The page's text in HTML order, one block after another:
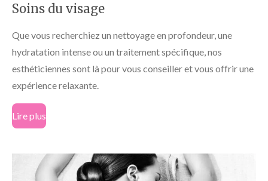
Soins du visage
Que vous recherchiez un nettoyage en profondeur, une
hydratation intense ou un traitement spécifique, nos
esthéticiennes sont là pour vous conseiller et vous offrir une
expérience relaxante.
Lire plus